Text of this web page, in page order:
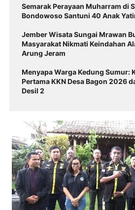
Semarak Perayaan Muharram di
Bondowoso Santuni 40 Anak
Jember Wisata Sungai Mrawan
Masyarakat Nikmati Keindahan
Arung Jeram
Menyapa Warga Kedung Sumur:
Pertama KKN Desa Bagon 2026
Desil 2